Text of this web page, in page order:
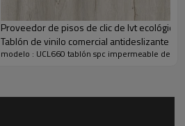
Proveedor de pisos de clic de lvt ecológico
Tablón de vinilo comercial antideslizante
modelo : UCL660 tablón spc impermeable de 5